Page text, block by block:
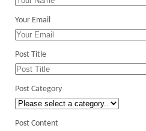
Your Email
Post Title
Post Category
Post Content